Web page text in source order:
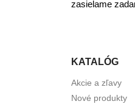
zasielame
KATALÓG
Akcie a zľavy
Nové produkty